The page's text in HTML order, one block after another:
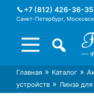
+7 (812) 426-36-35
Санкт-Петербург,
Главная » Каталог »
устройств » Линза